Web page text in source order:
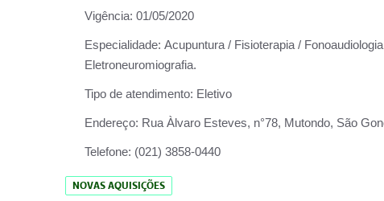
Vigência: 01/05/2020
Especialidade: Acupuntura / Fisioterapia /
Eletroneuromiografia.
Tipo de atendimento: Eletivo
Endereço: Rua Àlvaro Esteves, n°78, Mutondo, São
Telefone: (021) 3858-0440
NOVAS AQUISIÇÕES